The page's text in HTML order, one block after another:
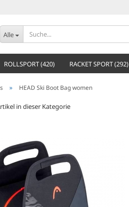
Alle
ROLLSPORT (420) RACKET SPORT (292)
» HEAD Ski Boot Bag women
in dieser Kategorie